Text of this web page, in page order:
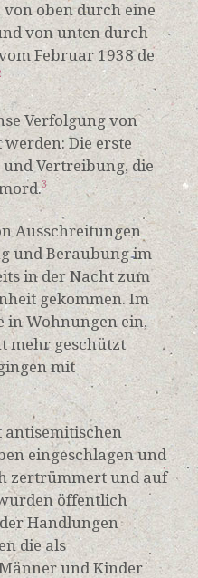
oben durch eine
von unten durch
Februar 1938 de
Verfolgung von
Die erste
Vertreibung, die
3
Ausschreitungen
und Beraubung im
in der Nacht zum
gekommen. Im
in Wohnungen ein,
mehr geschützt
mit
antisemitischen
eingeschlagen und
zertrümmert und auf
öffentlich
Handlungen
die als
und Kinder